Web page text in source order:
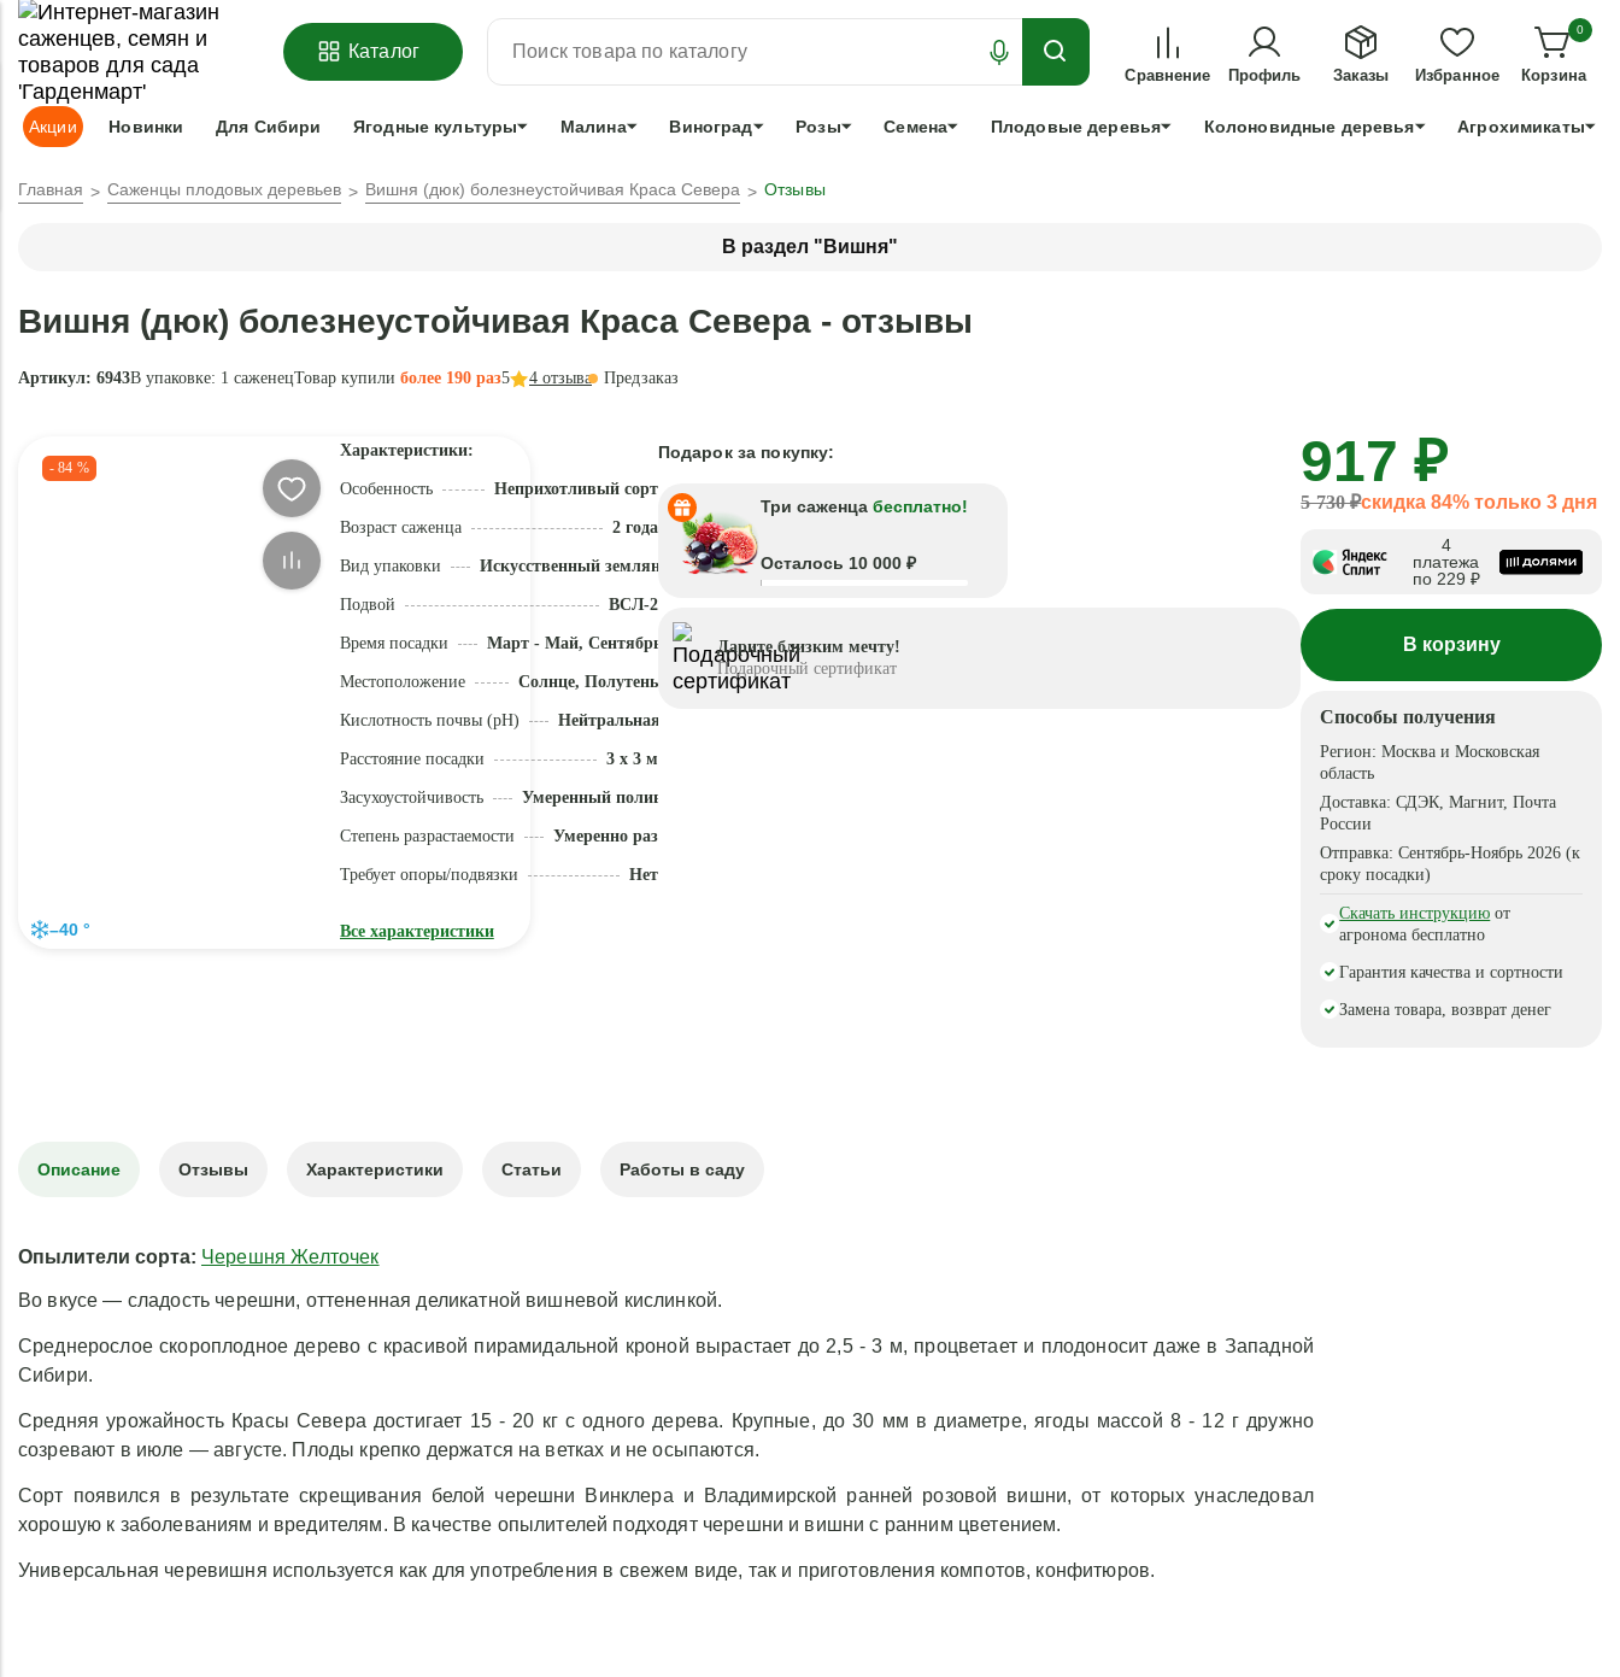
ОФОРМИТЬПРЕДЗАКАЗ =ЗАБРОНИРОВАТЬЛУЧШЕЕ ДЛЯ ТЕХ, КТО УСПЕЕТ!
Адрес доставки:Москва Доставка и оплата Гарантии +7 991 898 83 30
Каталог
Сравнение Профиль Заказы Избранное
0
Корзина
Акции Новинки Для Сибири Ягодные культуры Малина Виноград Розы Семена Плодовые деревья Колоновидные деревья Агрохимикаты
Главная Саженцы плодовых деревьев Вишня (дюк) болезнеустойчивая Краса Севера Отзывы
В раздел "Вишня"
Вишня (дюк) болезнеустойчивая Краса Севера - отзывы
Артикул: 6943В упаковке: 1 саженецТовар купили более 190 раз5 4 отзыва Предзаказ
- 84 %
–40 °
Характеристики:
Особенность Неприхотливый сорт
Возраст саженца 2 года
Вид упаковки Искусственный земляной ком
Подвой ВСЛ-2
Время посадки Март - Май, Сентябрь - Ноябрь
Местоположение Солнце, Полутень
Кислотность почвы (pH) Нейтральная (5,5 - 7)
Расстояние посадки 3 x 3 м
Засухоустойчивость Умеренный полив
Степень разрастаемости Умеренно разрастается
Требует опоры/подвязки Нет
Все характеристики
Подарок за покупку:
Три саженца бесплатно!
Осталось 10 000 ₽
Дарите близким мечту!
Подарочный сертификат
917 ₽
5 730 ₽скидка 84% только 3 дня
4
платежа
по 229 ₽
В корзину
Способы получения
Регион:Москва и Московская
область
Доставка:СДЭК, Магнит, Почта
России
Отправка:Сентябрь-Ноябрь 2026 (к
сроку посадки)
Скачать инструкцию от
агронома бесплатно
Гарантия качества и сортности
Замена товара, возврат денег
Описание Отзывы Характеристики Статьи Работы в саду
Опылители сорта: Черешня Желточек
Во вкусе — сладость черешни, оттененная деликатной вишневой кислинкой.
Среднерослое скороплодное дерево с красивой пирамидальной кроной вырастает до 2,5 - 3 м, процветает и плодоносит даже в Западной
Сибири.
Средняя урожайность Красы Севера достигает 15 - 20 кг с одного дерева. Крупные, до 30 мм в диаметре, ягоды массой 8 - 12 г дружно
созревают в июле — августе. Плоды крепко держатся на ветках и не осыпаются.
Сорт появился в результате скрещивания белой черешни Винклера и Владимирской ранней розовой вишни, от которых унаследовал
хорошую к заболеваниям и вредителям. В качестве опылителей подходят черешни и вишни с ранним цветением.
Универсальная черевишня используется как для употребления в свежем виде, так и приготовления компотов, конфитюров.